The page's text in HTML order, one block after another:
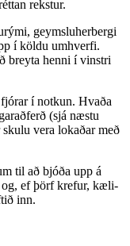
rekstur.
geymsluherbergi
í köldu umhverfi.
breyta henni í vinstri
í notkun. Hvaða
(sjá næstu
vera lokaðar með
til að bjóða upp á
og, ef þörf krefur, kæli­
inn.